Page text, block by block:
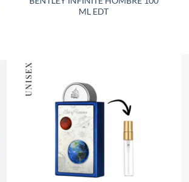
ML EDT
LISTA
DESEOS